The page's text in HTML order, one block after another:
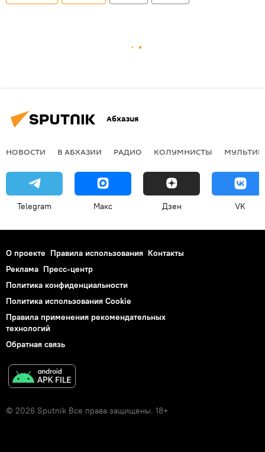
Абхазия
НОВОСТИ В АБХАЗИИ РАДИО КОЛУМНИСТЫ
Telegram Макс Дзен VK
О проекте Правила использования Контакты
Реклама Пресс-центр
Политика конфиденциальности
Политика использования Cookie
Правила применения рекомендательных
технологий
Обратная связь
© 2026 Sputnik Все права защищены. 18+